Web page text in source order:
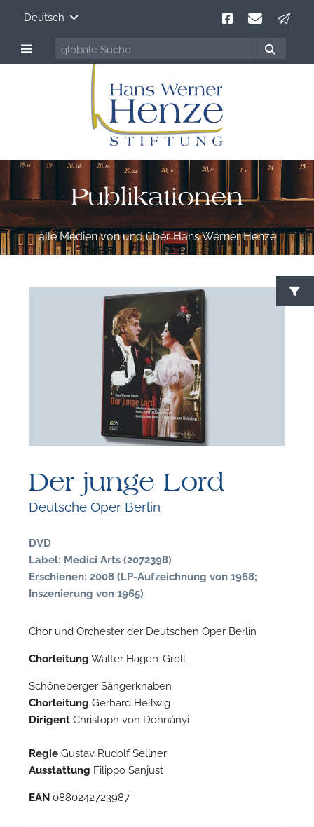
Deutsch
Publikationen
alle Medien von und über Hans Werner Henze
Der junge Lord
Deutsche Oper Berlin
DVD
Label: Medici Arts (2072398)
Erschienen: 2008 (LP-Aufzeichnung von 1968;
Inszenierung von 1965)
Chor und Orchester der Deutschen Oper Berlin
Chorleitung Walter Hagen-Groll
Schöneberger Sängerknaben
Chorleitung Gerhard Hellwig
Dirigent Christoph von Dohnányi
Regie Gustav Rudolf Sellner
Ausstattung Filippo Sanjust
EAN 0880242723987